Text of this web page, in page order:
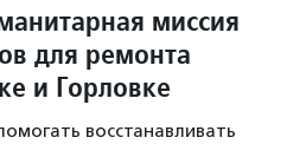
миссия
для ремонта
и Горловке
восстанавливать